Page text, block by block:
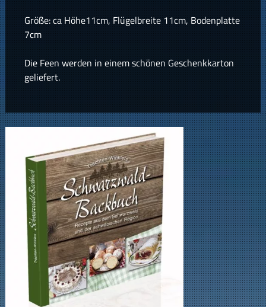
Größe: ca Höhe11cm, Flügelbreite 11cm, Bodenplatte
7cm
Die Feen werden in einem schönen Geschenkkarton
geliefert.